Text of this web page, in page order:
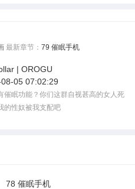
最新章节： 79 催眠手机
| OROGU
05 07:02:29
催眠功能？你们这群自视甚高的女人死
的性奴被我支配吧
78 催眠手机